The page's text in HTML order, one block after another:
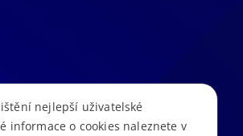
nejlepší uživatelské
informace o cookies naleznete v